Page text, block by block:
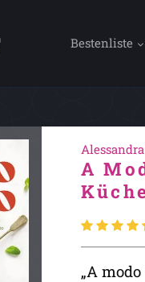
Bestenliste
A
„A